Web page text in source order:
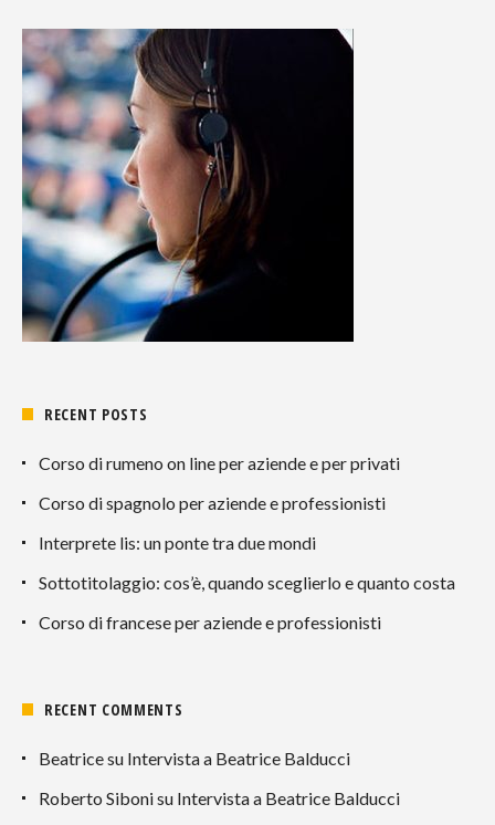
RECENT POSTS
Corso di rumeno on line per aziende e per privati
Corso di spagnolo per aziende e professionisti
Interprete lis: un ponte tra due mondi
Sottotitolaggio: cos’è, quando sceglierlo e quanto costa
Corso di francese per aziende e professionisti
RECENT COMMENTS
Beatricesu Intervista a Beatrice Balducci
Roberto Sibonisu Intervista a Beatrice Balducci